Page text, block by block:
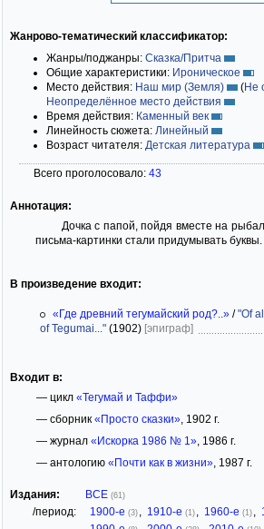
Жанрово-тематический классификатор:
Жанры/поджанры: Сказка/Притча
Общие характеристики: Ироническое
Место действия: Наш мир (Земля) (Не
Неопределённое место действия
Время действия: Каменный век
Линейность сюжета: Линейный
Возраст читателя: Детская литература
Всего проголосовало: 43
Аннотация:
Дочка с папой, пойдя вместе на
письма-картинки стали придумывать
В произведение входит:
«Где древний тегумайский род?..» /"Of
of Tegumai..." (1902) [эпиграф]
Входит в:
— цикл «Тегумай и Таффи»
— сборник «Просто сказки», 1902 г.
— журнал «Искорка 1986 № 1», 1986 г.
— антологию «Почти как в жизни», 1987 г.
Издания: ВСЕ (61)
/период: 1900-е (3) 1910-е (1) 1960-е (1)